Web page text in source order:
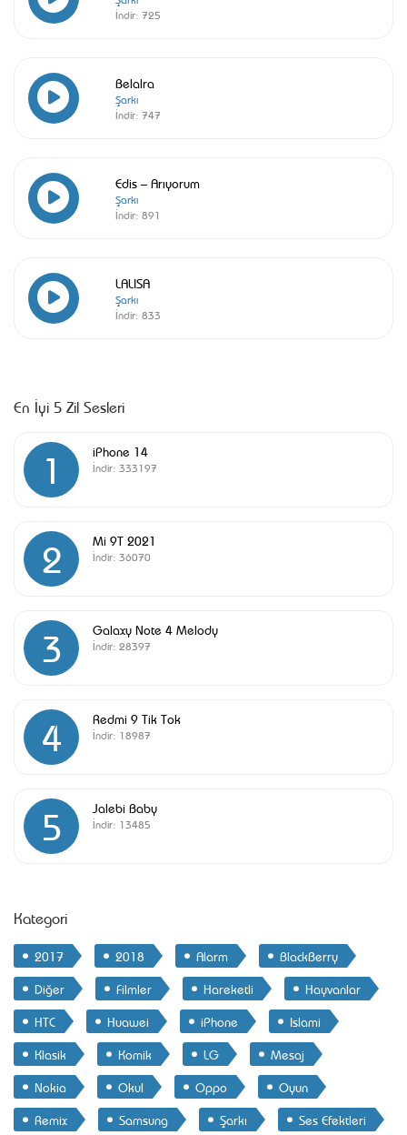
İndir: 725
Belalra
Şarkı
İndir: 747
Edis – Arıyorum
Şarkı
İndir: 891
LALISA
Şarkı
İndir: 833
En İyi 5 Zil Sesleri
1 iPhone 14
İndir: 333197
2 Mi 9T 2021
İndir: 36070
3 Galaxy Note 4 Melody
İndir: 28397
4 Redmi 9 Tik Tok
İndir: 18987
5 Jalebi Baby
İndir: 13485
Kategori
2017 2018 Alarm
BlackBerry
Diğer
Filmler Hareketli
Hayvanlar
HTC
Huawei iPhone
Islami
Klasik
Komik LG
Mesaj
Nokia
Okul Oppo
Oyun
Remix
Samsung Şarkı Ses Efektleri